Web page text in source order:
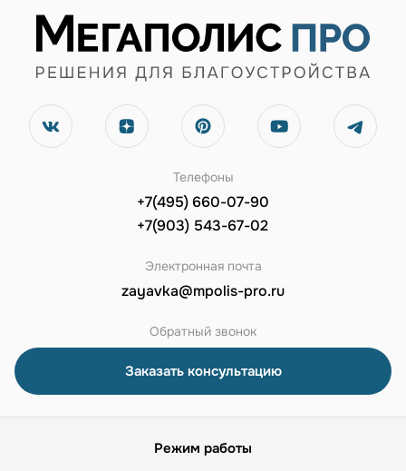
Телефоны
+7(495) 660-07-90
+7(903) 543-67-02
Электронная почта
zayavka@mpolis-pro.ru
Обратный звонок
Заказать консультацию
Режим работы